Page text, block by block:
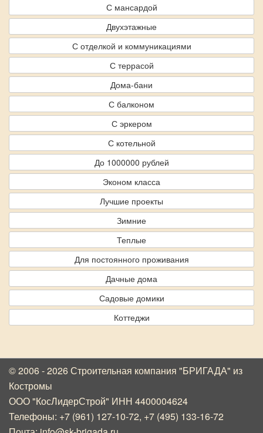
С мансардой
Двухэтажные
С отделкой и коммуникациями
С террасой
Дома-бани
С балконом
С эркером
С котельной
До 1000000 рублей
Эконом класса
Лучшие проекты
Зимние
Теплые
Для постоянного проживания
Дачные дома
Садовые домики
Коттеджи
© 2006 - 2026 Строительная компания "БРИГАДА" из
Костромы
ООО "КосЛидерСтрой" ИНН 4400004624
Телефоны: +7 (961) 127-10-72, +7 (495) 133-16-72